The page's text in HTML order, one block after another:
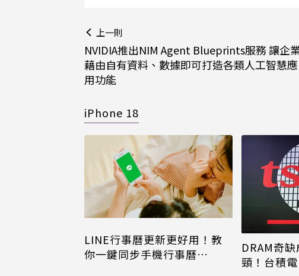
上一則
NVIDIA推出NIM Agent Blueprints服務 讓企
藉由自有資料、數據即可打造各類人工智慧應
用功能
iPhone 18
LINE行事曆更新更好用！教
你一鍵同步手機行事曆
DRAM奇
頸！台積